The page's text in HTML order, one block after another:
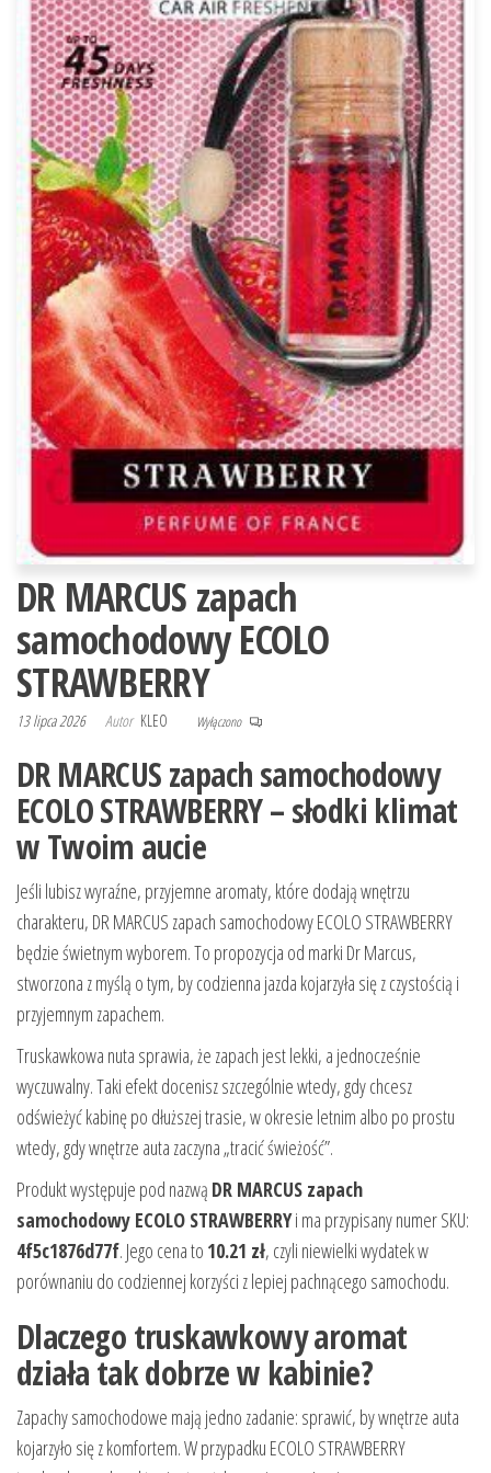
DR MARCUS zapach
samochodowy ECOLO
STRAWBERRY
13 lipca 2026 Autor KLEO Wyłączono
DR MARCUS zapach samochodowy
ECOLO STRAWBERRY – słodki klimat
w Twoim aucie
Jeśli lubisz wyraźne, przyjemne aromaty, które dodają wnętrzu
charakteru, DR MARCUS zapach samochodowy ECOLO STRAWBERRY
będzie świetnym wyborem. To propozycja od marki Dr Marcus,
stworzona z myślą o tym, by codzienna jazda kojarzyła się z czystością i
przyjemnym zapachem.
Truskawkowa nuta sprawia, że zapach jest lekki, a jednocześnie
wyczuwalny. Taki efekt docenisz szczególnie wtedy, gdy chcesz
odświeżyć kabinę po dłuższej trasie, w okresie letnim albo po prostu
wtedy, gdy wnętrze auta zaczyna „tracić świeżość”.
Produkt występuje pod nazwą DR MARCUS zapach
samochodowy ECOLO STRAWBERRYi ma przypisany numer SKU:
4f5c1876d77f. Jego cena to 10.21 zł, czyli niewielki wydatek w
porównaniu do codziennej korzyści z lepiej pachnącego samochodu.
Dlaczego truskawkowy aromat
działa tak dobrze w kabinie?
Zapachy samochodowe mają jedno zadanie: sprawić, by wnętrze auta
kojarzyło się z komfortem. W przypadku ECOLO STRAWBERRY